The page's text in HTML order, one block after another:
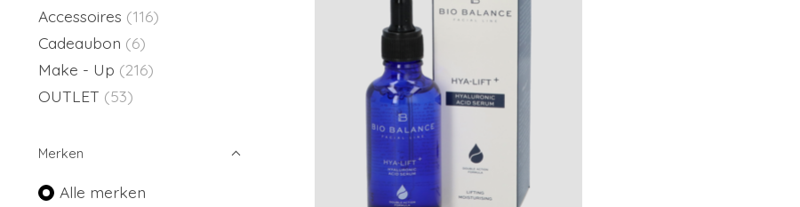
Accessoires (116)
Cadeaubon (6)
Make - Up (216)
OUTLET (53)
Merken
Alle merken